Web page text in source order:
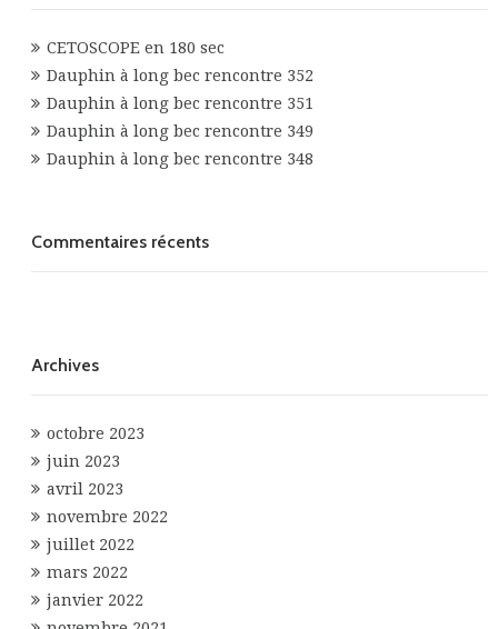
CETOSCOPE en 180 sec
Dauphin à long bec rencontre 352
Dauphin à long bec rencontre 351
Dauphin à long bec rencontre 349
Dauphin à long bec rencontre 348
Commentaires récents
Archives
octobre 2023
juin 2023
avril 2023
novembre 2022
juillet 2022
mars 2022
janvier 2022